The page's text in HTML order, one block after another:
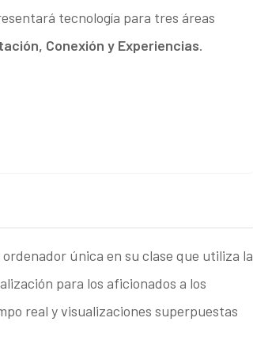
tecnología para tres áreas
Conexión y Experiencias.
única en su clase que utiliza la
para los aficionados a los
real y visualizaciones superpuestas